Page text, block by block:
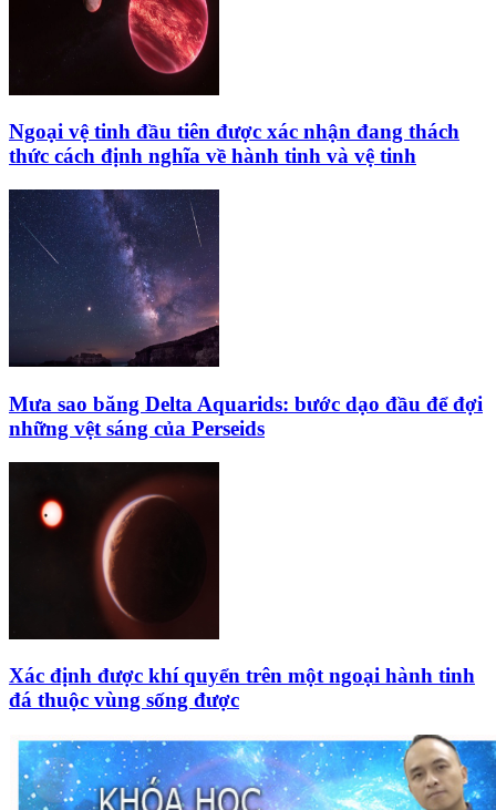
Ngoại vệ tinh đầu tiên được xác nhận đang thách
thức cách định nghĩa về hành tinh và vệ tinh
Mưa sao băng Delta Aquarids: bước dạo đầu để đợi
những vệt sáng của Perseids
Xác định được khí quyển trên một ngoại hành tinh
đá thuộc vùng sống được